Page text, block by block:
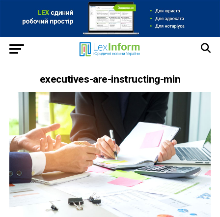
executives-are-instructing-min